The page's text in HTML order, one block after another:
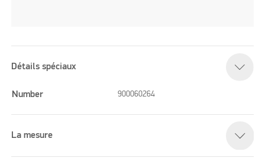
Détails spéciaux
Number 900060264
La mesure